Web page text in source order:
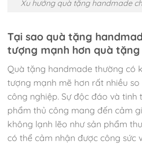
Xu hướng quà tặng handmade
Tại sao quà tặng
tượng mạnh hơn quà
Quà tặng handmade thường có
tượng mạnh mẽ hơn rất nhiều
công nghiệp. Sự độc đáo và tinh
phẩm thủ công mang đến cảm
không lạnh lẽo như sản phẩm
có thể cảm nhận được công sức